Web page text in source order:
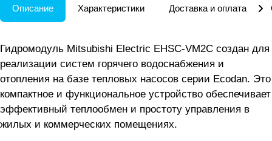
Описание Характеристики Доставка и оплата
Гидромодуль Mitsubishi Electric EHSC-VM2C создан для
реализации систем горячего водоснабжения и
отопления на базе тепловых насосов серии Ecodan. Это
компактное и функциональное устройство обеспечивает
эффективный теплообмен и простоту управления в
жилых и коммерческих помещениях.